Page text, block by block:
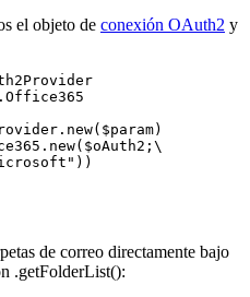
el objeto de conexión OAuth2 y
de correo directamente bajo
.getFolderList():